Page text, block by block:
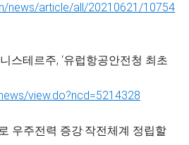
news/article/all/20210621/10754
스테르주, ‘유럽항공안전청 최초
view.do?ncd=5214328
우주전력 증강·작전체계 정립할